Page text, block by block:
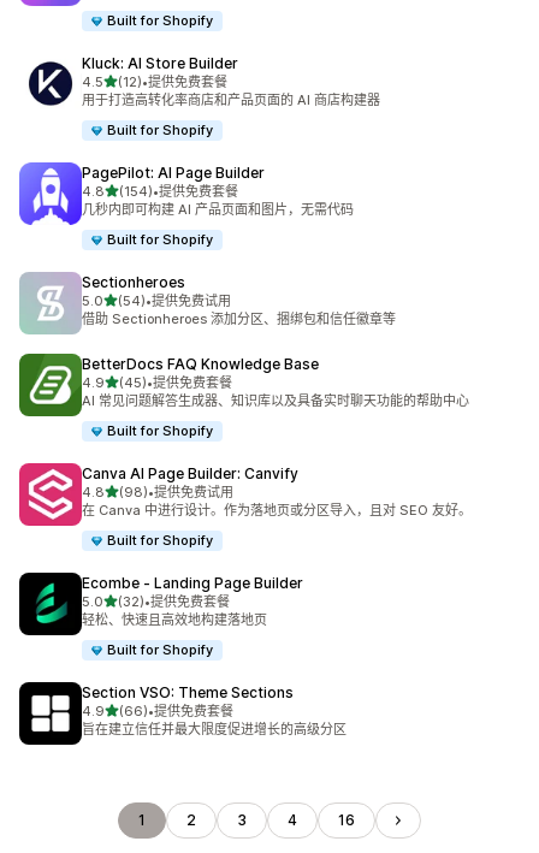
Built for Shopify
Kluck: AI Store Builder
4.5星（满分 5 星）
(12)
总共 12 条评论
•提供免费套餐
用于打造高转化率商店和产品页面的 AI 商店构建器
Built for Shopify
PagePilot: AI Page Builder
4.8星（满分 5 星）
(154)
总共 154 条评论
•提供免费套餐
几秒内即可构建 AI 产品页面和图片，无需代码
Built for Shopify
Sectionheroes
5.0星（满分 5 星）
(54)
总共 54 条评论
•提供免费试用
借助 Sectionheroes 添加分区、捆绑包和信任徽章等
BetterDocs FAQ Knowledge Base
4.9星（满分 5 星）
(45)
总共 45 条评论
•提供免费套餐
AI 常见问题解答生成器、知识库以及具备实时聊天功能的帮助中心
Built for Shopify
Canva AI Page Builder: Canvify
4.8星（满分 5 星）
(98)
总共 98 条评论
•提供免费试用
在 Canva 中进行设计。作为落地页或分区导入，且对 SEO 友好。
Built for Shopify
Ecombe ‑ Landing Page Builder
5.0星（满分 5 星）
(32)
总共 32 条评论
•提供免费套餐
轻松、快速且高效地构建落地页
Built for Shopify
Section VSO: Theme Sections
4.9星（满分 5 星）
(66)
总共 66 条评论
•提供免费套餐
旨在建立信任并最大限度促进增长的高级分区
1 2 3 4 16